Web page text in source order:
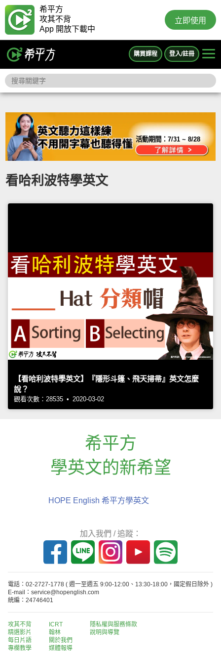
希平方
攻其不背
App 開放下載中
立即使用
購買課程 登入/註冊
活動期間：7/31 ~ 8/28
看哈利波特學英文
【看哈利波特學英文】『隱形斗篷、飛天掃帚』英文怎麼
說？
觀看次數：28535 • 2020-03-02
希平方
學英文的新希望
HOPE English 希平方學英文
加入我們 / 追蹤：
電話：02-2727-1778 ( 週一至週五 9:00-12:00、13:30-18:00，國定假日除外 )
E-mail：service@hopenglish.com
統編：24746401
攻其不背
精選影片
每日片語
專欄教學
ICRT
翰林
關於我們
媒體報導
隱私權與服務條款
說明與導覽